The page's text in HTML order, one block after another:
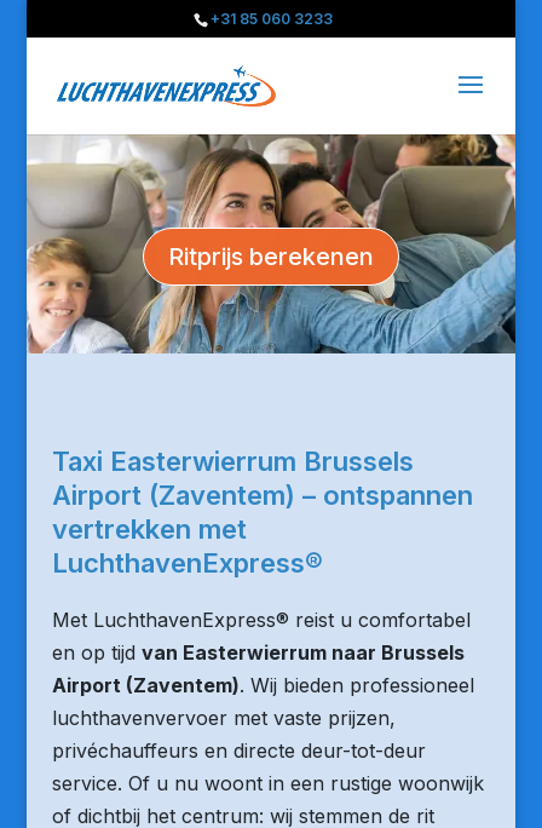
+31 85 060 3233
Ritprijs berekenen
Taxi Easterwierrum Brussels
Airport (Zaventem) – ontspannen
vertrekken met
LuchthavenExpress®
Met LuchthavenExpress® reist u comfortabel
en op tijd van Easterwierrum naar Brussels
Airport (Zaventem). Wij bieden professioneel
luchthavenvervoer met vaste prijzen,
privéchauffeurs en directe deur-tot-deur
service. Of u nu woont in een rustige woonwijk
of dichtbij het centrum: wij stemmen de rit